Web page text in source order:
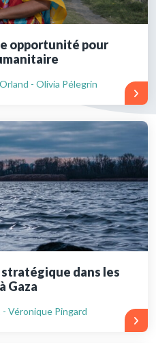
opportunité pour
- Olivia Pélegrin
dans les
Gaza
Véronique Pingard